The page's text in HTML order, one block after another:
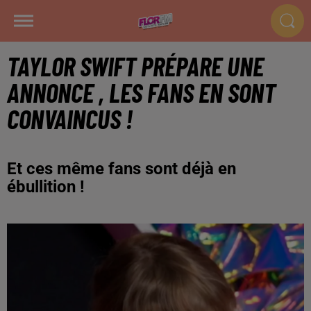
TAYLOR SWIFT PRÉPARE UNE
ANNONCE , LES FANS EN SONT
CONVAINCUS !
Et ces même fans sont déjà en
ébullition !